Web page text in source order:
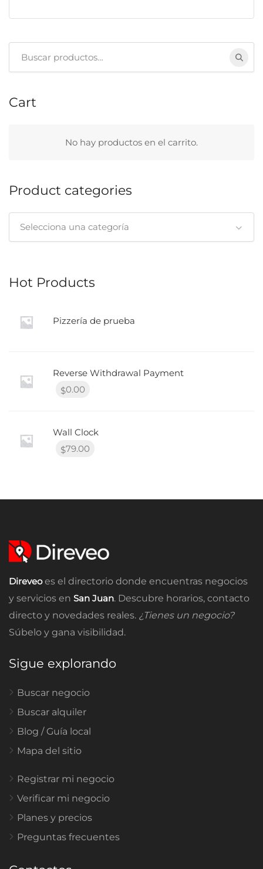
Cart
No hay productos en el carrito.
Product categories
Selecciona una categoría
Hot Products
Pizzería de prueba
Reverse Withdrawal Payment
$0.00
Wall Clock
$79.00
Direveoes el directorio donde encuentras negocios
y servicios en San Juan. Descubre horarios, contacto
directo y novedades reales. ¿Tienes un negocio?
Súbelo y gana visibilidad.
Sigue explorando
Buscar negocio
Buscar alquiler
Blog / Guía local
Mapa del sitio
Registrar mi negocio
Verificar mi negocio
Planes y precios
Preguntas frecuentes